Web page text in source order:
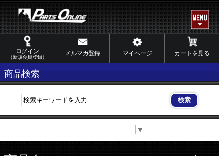
ログイン
（新規会員登録）
メルマガ登録 マイページ カートを見る
商品検索
▼